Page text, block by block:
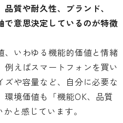
質や耐久性、ブランド、
で意思決定しているのが特徴
、いわゆる機能的価値と情緒
えばスマートフォンを買い
や容量など、自分に必要な
境価値も「機能OK、品質
と感じています。